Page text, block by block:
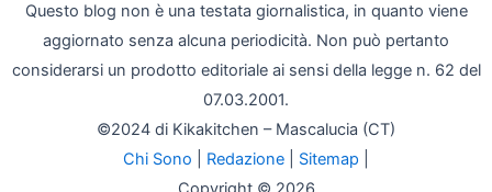
Questo blog non è una testata giornalistica, in quanto viene
aggiornato senza alcuna periodicità. Non può pertanto
considerarsi un prodotto editoriale ai sensi della legge n. 62 del
07.03.2001.
©2024 di Kikakitchen – Mascalucia (CT)
Chi Sono
Redazione Sitemap